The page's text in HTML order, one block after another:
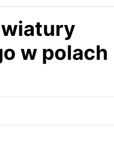
w polach